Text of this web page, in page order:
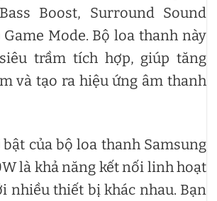
Boost, Surround Sound
Mode. Bộ loa thanh này
trầm tích hợp, giúp tăng
và tạo ra hiệu ứng âm thanh
của bộ loa thanh Samsung
là khả năng kết nối linh hoạt
nhiều thiết bị khác nhau. Bạn